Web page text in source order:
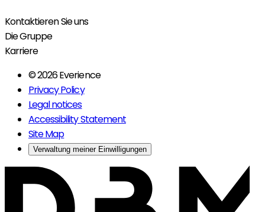
Kontaktieren Sie uns
Die Gruppe
Karriere
© 2026 Everience
Privacy Policy
Legal notices
Accessibility Statement
Site Map
Verwaltung meiner Einwilligungen